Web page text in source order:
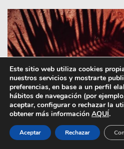
Este sitio web utiliza cookies
nuestros servicios y mostrarte
preferencias, en base a un perfil
hábitos de navegación (por
aceptar, configurar o rechazar la
obtener más información AQUÍ.
Aceptar Rechazar